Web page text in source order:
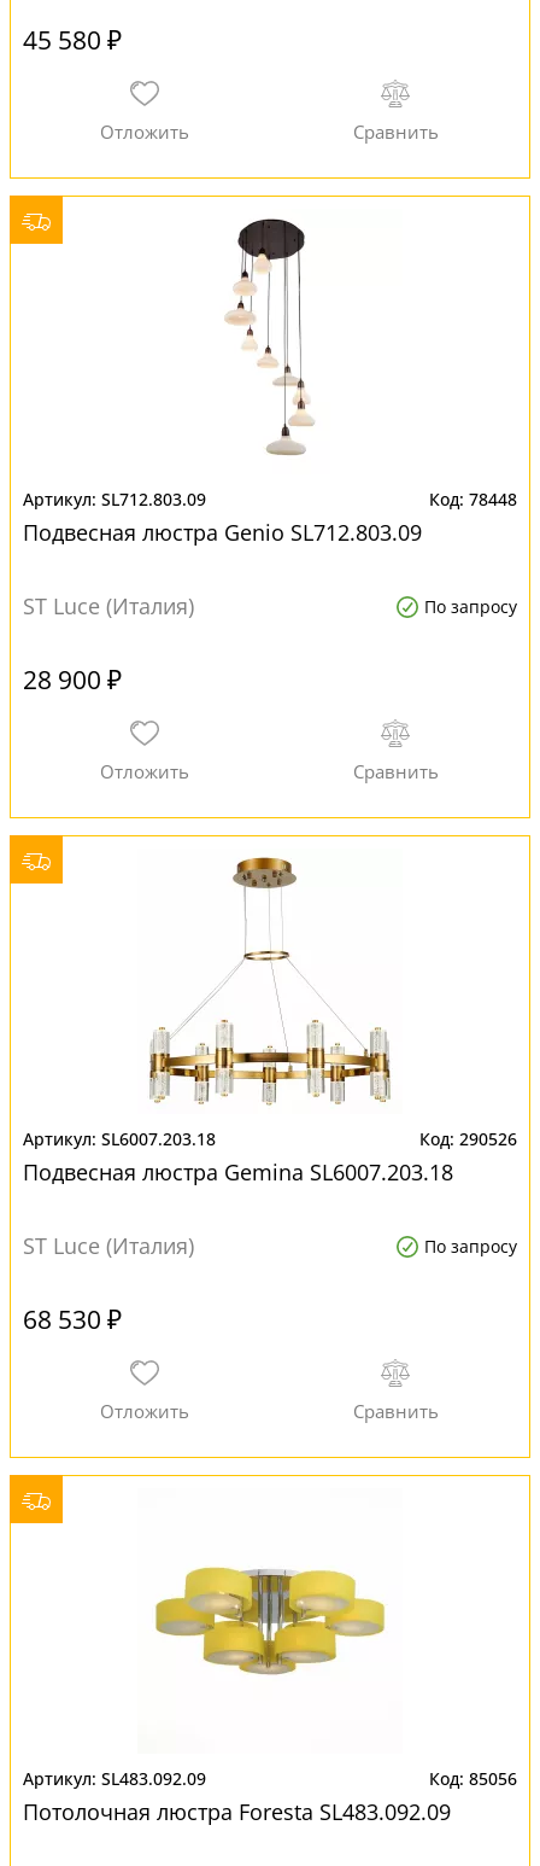
45 580 ₽
SL712.803.09 78448
Подвесная люстра Genio SL712.803.09
ST Luce (Италия) По запросу
28 900 ₽
SL6007.203.18 290526
Подвесная люстра Gemina SL6007.203.18
ST Luce (Италия) По запросу
68 530 ₽
SL483.092.09 85056
Потолочная люстра Foresta SL483.092.09